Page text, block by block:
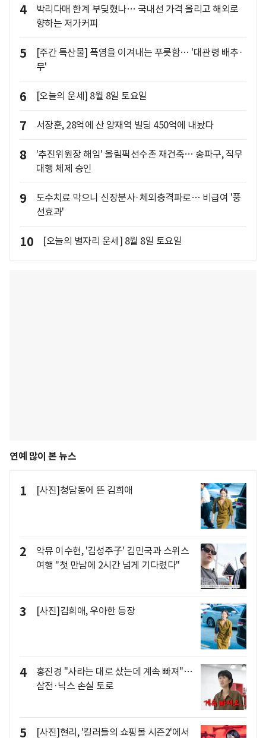
4
박리다매 한계 부딪혔나… 국내선 가격 올리고 해외로
향하는 저가커피
5
[주간 특산물] 폭염을 이겨내는 푸릇함… '대관령 배추·
무'
6 [오늘의 운세] 8월 8일 토요일
7 서장훈, 28억에 산 양재역 빌딩 450억에 내놨다
8
'추진위원장 해임' 올림픽선수촌 재건축… 송파구, 직무
대행 체제 승인
9
도수치료 막으니 신장분사·체외충격파로… 비급여 '풍
선효과'
10 [오늘의 별자리 운세] 8월 8일 토요일
연예 많이 본 뉴스
1 [사진]청담동에 뜬 김희애
2
악뮤 이수현, '김성주子' 김민국과 스위스
여행 "첫 만남에 2시간 넘게 기다렸다"
3 [사진]김희애, 우아한 등장
4
홍진경 "사라는 대로 샀는데 계속 빠져"…
삼전·닉스 손실 토로
5
[사진]현리, '킬러들의 쇼핑몰 시즌2'에서